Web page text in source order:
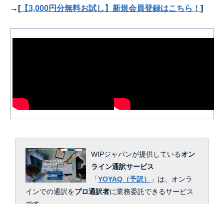
→[【3,000円分無料お試し】新規会員登録はこちら！ ]
WIPジャパンが提供しているオン
ライン通訳サービス
「YOYAQ（予訳） 」は、 オンラ
インでの通訳をプロ通訳者に業務委託できるサービス